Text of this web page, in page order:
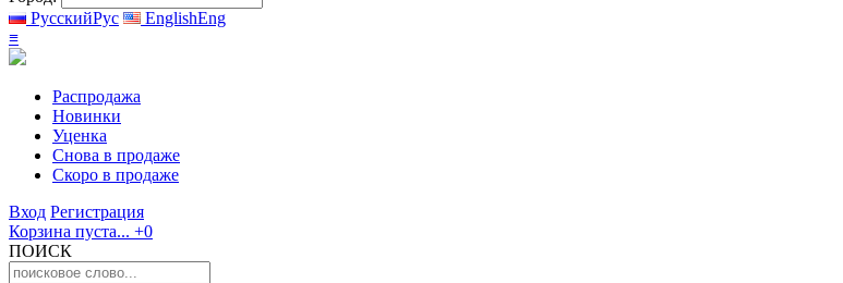
РусскийРус EnglishEng
≡
Распродажа
Новинки
Уценка
Снова в продаже
Скоро в продаже
Вход Регистрация
Корзина пуста... +0
ПОИСК